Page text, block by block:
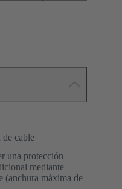
de cable
una protección
mediante
(anchura máxima de